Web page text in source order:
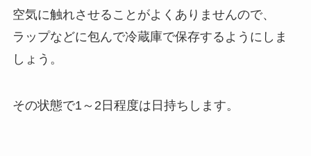
空気に触れさせることがよくありませんので、
ラップなどに包んで冷蔵庫で保存するようにしま
しょう。
その状態で1～2日程度は日持ちします。